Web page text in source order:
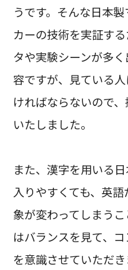
うです。そんな日本
カーの技術を実証す
タや実験シーンが多
容ですが、見ている
ければならないので
いたしました。
また、漢字を用いる
入りやすくても、英
象が変わってしまう
はバランスを見て、
を意識させていただき